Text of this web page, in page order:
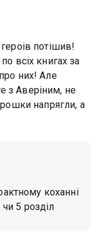
потішив!
всіх книгах за
них! Але
з Аверіним, не
напрягли, а
коханні
5 розділ